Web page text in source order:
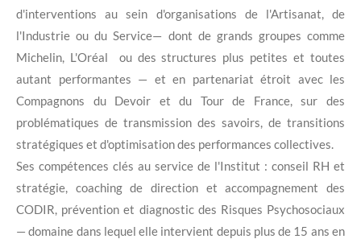
d'interventions au sein d'organisations de l'Artisanat, de
l'Industrie ou du Service— dont de grands groupes comme
Michelin, L'Oréal ou des structures plus petites et toutes
autant performantes — et en partenariat étroit avec les
Compagnons du Devoir et du Tour de France, sur des
problématiques de transmission des savoirs, de transitions
stratégiques et d'optimisation des performances collectives.
Ses compétences clés au service de l'Institut : conseil RH et
stratégie, coaching de direction et accompagnement des
CODIR, prévention et diagnostic des Risques Psychosociaux
— domaine dans lequel elle intervient depuis plus de 15 ans en